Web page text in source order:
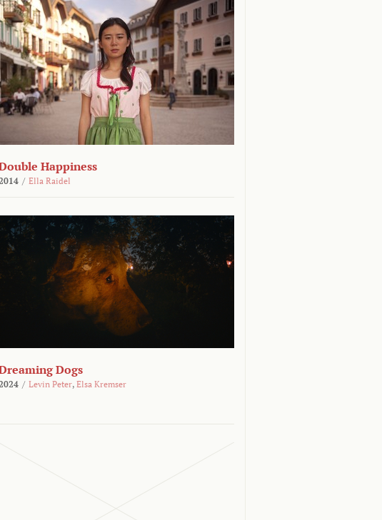
Happiness
/ Ella Raidel
Dogs
/ Levin Peter, Elsa Kremser